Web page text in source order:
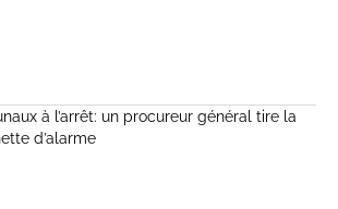
à l’arrêt: un procureur général tire la
d’alarme